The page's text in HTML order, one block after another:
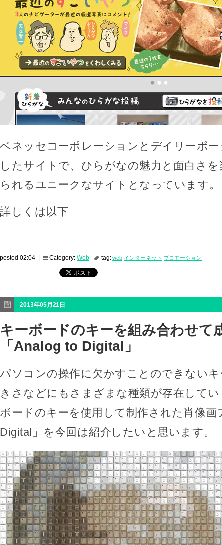
ベネッセコーポレーションとデイリーポ
したサイトで、ひらがなの魅力と面白さ
られるユニークなサイトとなっています。
詳しくは以下
posted 02:04 | Category: Web tag: web インターネット プロモーション
2013年05月21日
キーボードのキーを組み合わせて
「Analog to Digital」
パソコンの操作に欠かすことのできない
きさなどにもさまざまな種類が存在して
ボードのキーを使用して制作された肖像画
Digital」を今回は紹介したいと思います。